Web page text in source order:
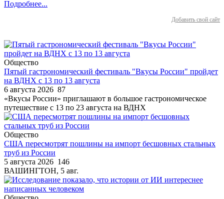
Подробнее...
Добавить свой сайт
Общество
Пятый гастрономический фестиваль "Вкусы России" пройдет
на ВДНХ с 13 по 13 августа
6 августа 2026 87
«Вкусы России» приглашают в большое гастрономическое
путешествие с 13 по 23 августа на ВДНХ
Общество
США пересмотрят пошлины на импорт бесшовных стальных
труб из России
5 августа 2026 146
ВАШИНГТОН, 5 авг.